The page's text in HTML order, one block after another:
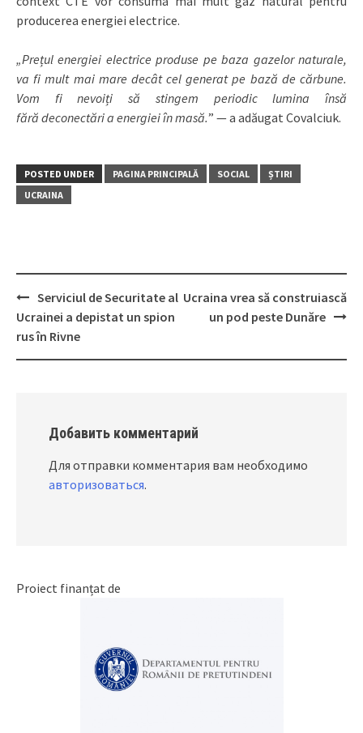
producerea energiei electrice.
„Prețul energiei electrice produse pe baza gazelor naturale,
va fi mult mai mare decât cel generat pe bază de cărbune.
Vom fi nevoiți să stingem periodic lumina însă
fără deconectări a energiei în masă.” — a adăugat Covalciuk.
POSTED UNDER PAGINA PRINCIPALĂ SOCIAL
ȘTIRI
UCRAINA
Post
navigation
Serviciul de Securitate al
Ucrainei a depistat un spion
rus în Rivne
Ucraina vrea să construiască
un pod peste Dunăre
Добавить комментарий
Для отправки комментария вам необходимо
авторизоваться.
Proiect finanțat de